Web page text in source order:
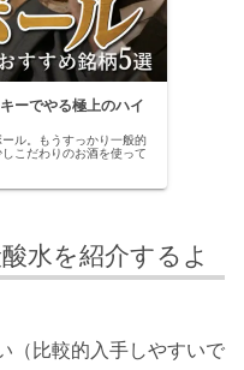
ーでやる極上のハイ
ル。もうすっかり一般的
こだわりのお酒を使って
水を紹介するよ
（比較的入手しやすいで